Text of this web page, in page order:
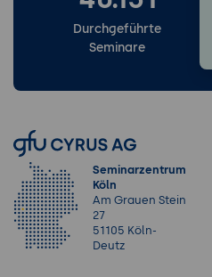
Durchgeführte
Seminare
Seminarzentrum
Köln
Am Grauen Stein
27
51105 Köln-
Deutz